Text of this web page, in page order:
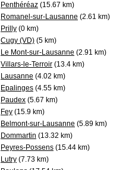
Penthéréaz (15.67 km)
Romanel-sur-Lausanne (2.61 km)
Prilly (0 km)
Cugy (VD) (5 km)
Le Mont-sur-Lausanne (2.91 km)
Villars-le-Terroir (13.4 km)
Lausanne (4.02 km)
Epalinges (4.55 km)
Paudex (5.67 km)
Fey (15.9 km)
Belmont-sur-Lausanne (5.89 km)
Dommartin (13.32 km)
Peyres-Possens (15.44 km)
Lutry (7.73 km)